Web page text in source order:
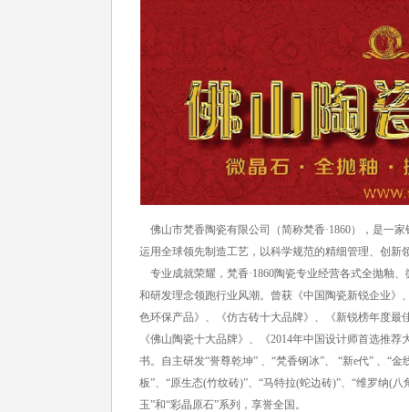
佛山市梵香陶瓷有限公司（简称梵香·1860），是一
运用全球领先制造工艺，以科学规范的精细管理、创新
专业成就荣耀，梵香·1860陶瓷专业经营各式全抛釉、
和研发理念领跑行业风潮。曾获《中国陶瓷新锐企业
色环保产品》、《仿古砖十大品牌》、《新锐榜年度最
《佛山陶瓷十大品牌》、《2014年中国设计师首选推
书。自主研发“誉尊乾坤” 、“梵香钢冰”、 “新e代” 、“
板”、“原生态(竹纹砖)”、“马特拉(蛇边砖)”、“维罗纳
玉”和“彩晶原石”系列，享誉全国。